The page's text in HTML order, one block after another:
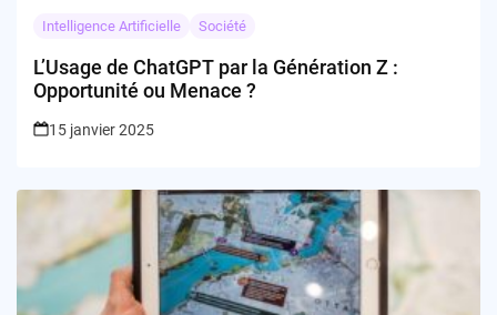
Intelligence Artificielle Société
L’Usage de ChatGPT par la Génération Z :
Opportunité ou Menace ?
15 janvier 2025